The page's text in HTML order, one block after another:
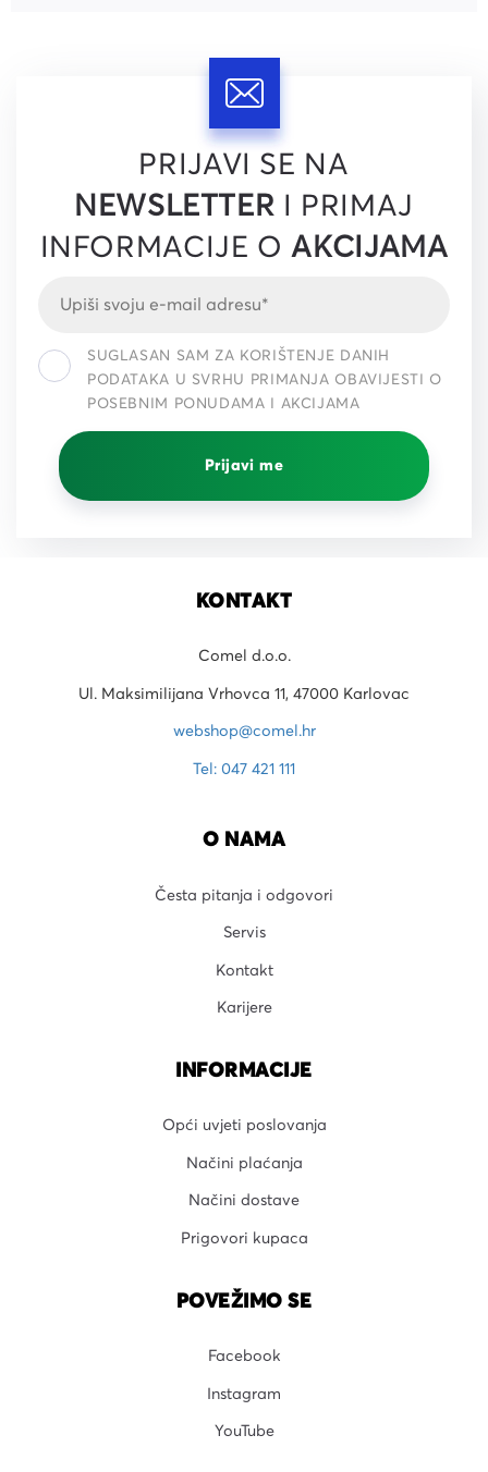
PRIJAVI SE NA
NEWSLETTER I PRIMAJ
INFORMACIJE OAKCIJAMA
SUGLASAN SAM ZA KORIŠTENJE DANIH
PODATAKA U SVRHU PRIMANJA OBAVIJESTI O
POSEBNIM PONUDAMA I AKCIJAMA
Prijavi me
KONTAKT
Comel d.o.o.
Ul. Maksimilijana Vrhovca 11, 47000 Karlovac
webshop@comel.hr
Tel: 047 421 111
O NAMA
Česta pitanja i odgovori
Servis
Kontakt
Karijere
INFORMACIJE
Opći uvjeti poslovanja
Načini plaćanja
Načini dostave
Prigovori kupaca
POVEŽIMO SE
Facebook
Instagram
YouTube